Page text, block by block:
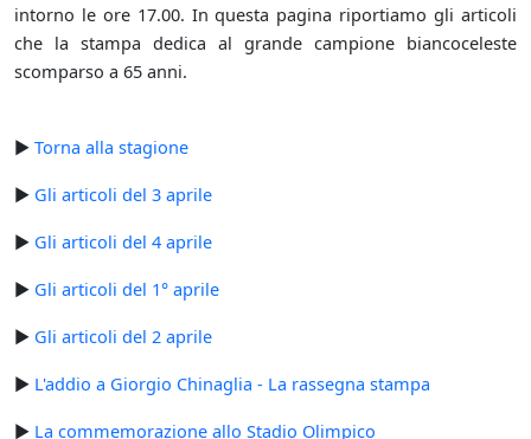
intorno le ore 17.00. In questa pagina riportiamo gli articoli
che la stampa dedica al grande campione biancoceleste
scomparso a 65 anni.
► Torna alla stagione
► Gli articoli del 3 aprile
► Gli articoli del 4 aprile
► Gli articoli del 1° aprile
► Gli articoli del 2 aprile
► L'addio a Giorgio Chinaglia - La rassegna stampa
► La commemorazione allo Stadio Olimpico